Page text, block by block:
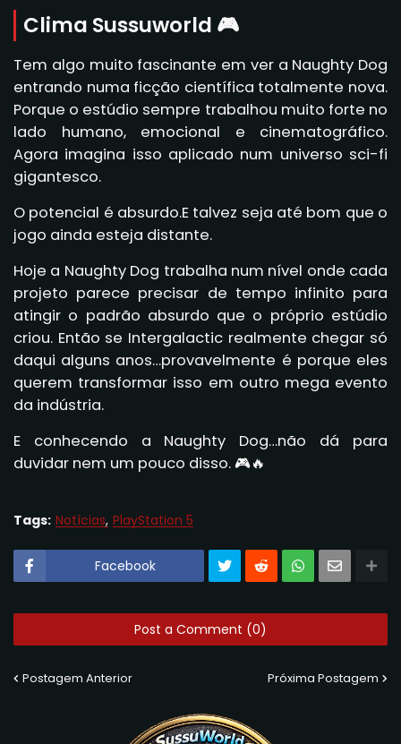
Clima Sussuworld 🎮
Tem algo muito fascinante em ver a Naughty Dog
entrando numa ficção científica totalmente nova.
Porque o estúdio sempre trabalhou muito forte no
lado humano, emocional e cinematográfico.
Agora imagina isso aplicado num universo sci-fi
gigantesco.
O potencial é absurdo.E talvez seja até bom que o
jogo ainda esteja distante.
Hoje a Naughty Dog trabalha num nível onde cada
projeto parece precisar de tempo infinito para
atingir o padrão absurdo que o próprio estúdio
criou. Então se Intergalactic realmente chegar só
daqui alguns anos…provavelmente é porque eles
querem transformar isso em outro mega evento
da indústria.
E conhecendo a Naughty Dog…não dá para
duvidar nem um pouco disso. 🎮🔥
Tags: Notícias PlayStation 5
Facebook
Post a Comment (0)
Postagem Anterior Próxima Postagem